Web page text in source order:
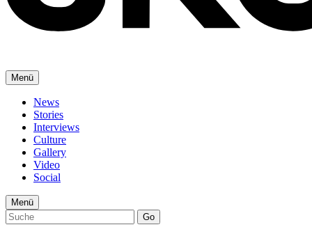
Menü
News
Stories
Interviews
Culture
Gallery
Video
Social
Menü
Go